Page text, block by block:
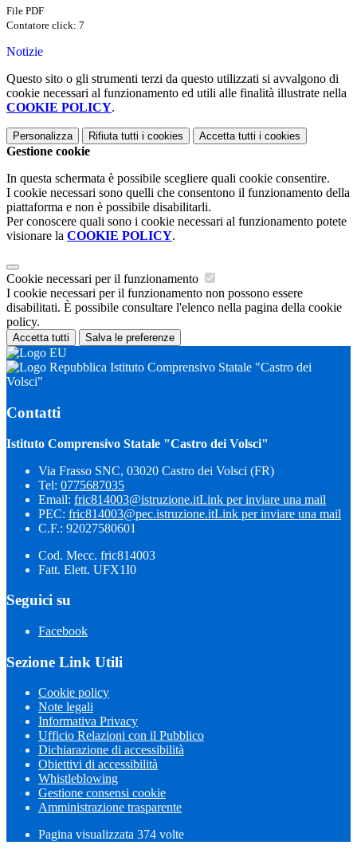
File PDF
Contatore click: 7
Notizie
Questo sito o gli strumenti terzi da questo utilizzati si avvalgono di
cookie necessari al funzionamento ed utili alle finalità illustrate nella
COOKIE POLICY.
Personalizza Rifiuta tutti i cookies Accetta tutti i cookies
Gestione cookie
In questa schermata è possibile scegliere quali cookie consentire.
I cookie necessari sono quelli che consentono il funzionamento della
piattaforma e non è possibile disabilitarli.
Per conoscere quali sono i cookie necessari al funzionamento potete
visionare la COOKIE POLICY.
Cookie necessari per il funzionamento
I cookie necessari per il funzionamento non possono essere
disabilitati. È possibile consultare l'elenco nella pagina della cookie
policy.
Accetta tutti Salva le preferenze
Istituto Comprensivo Statale "Castro dei
Volsci"
Contatti
Istituto Comprensivo Statale "Castro dei Volsci"
Via Frasso SNC, 03020 Castro dei Volsci (FR)
Tel: 0775687035
Email: fric814003@istruzione.itLink per inviare una mail
PEC: fric814003@pec.istruzione.itLink per inviare una mail
C.F.: 92027580601
Cod. Mecc. fric814003
Fatt. Elett. UFX1I0
Seguici su
Facebook
Sezione Link Utili
Cookie policy
Note legali
Informativa Privacy
Ufficio Relazioni con il Pubblico
Dichiarazione di accessibilità
Obiettivi di accessibilità
Whistleblowing
Gestione consensi cookie
Amministrazione trasparente
Pagina visualizzata 374 volte